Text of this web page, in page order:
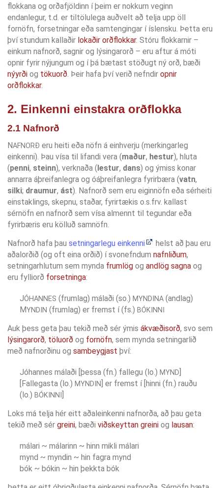
flokkana og orðafjöldinn í þeim er nokkurn veginn
endanlegur, t.d. er tiltölulega auðvelt að telja upp öll
fornöfn, forsetningar eða samtengingar í íslensku. Þetta eru
því stundum kallaðir lokaðir orðflokkar. Stóru flokkarnir –
einkum nafnorð, sagnir og lýsingarorð – eru aftur á móti
opnir fyrir nýjungum og í þá bætast stöðugt ný orð, bæði
nýyrði og tökuorð. Þeir hafa því verið nefndir opnir
orðflokkar.
2. Einkenni einstakra orðflokka
2.1 Nafnorð
NAFNORÐ eru heiti eða nöfn á einhverju (merkingarleg
einkenni). Þau vísa til lifandi vera (maður, hestur), hluta
(penni, steinn), verknaða (lestur, dans) og ýmiss konar
annarra áþreifanlegra og óáþreifanlegra fyrirbæra (vatn,
silki; draumur, ást). Nafnorð sem eru eiginnöfn eða sérheiti
einstaklings, skepnu, staðar, fyrirtækis o.s.frv. kallast
sérnöfn en nafnorð sem vísa almennt til tegundar eða
fyrirbæris eru kölluð samnöfn.
Nafnorð hafa þau setningarlegu einkenni
helst að þau eru
aðalorðið (og oft eina orðið) í svonefndum nafnliðum,
setningarhlutum sem mynda frumlög og andlög sagna og
eru fylliorð forsetninga:
JÓHANNES (frumlag) málaði (so.) MYNDINA (andlag)
MYNDIN (frumlag) er fremst í (fs.) BÓKINNI
Auk þess geta þau tekið með sér ýmis ákvæðisorð, svo sem
lýsingarorð, töluorð og fornöfn, sem mynda setningarlið
með nafnorðinu og sambeygjast því:
Jóhannes málaði [þessa (fn.) fallegu (lo.) MYND
[Fallegasta (lo.) MYNDIN ] er fremst í [hinni (fn.) rauðu
(lo.) BÓKINNI
Loks má telja hér eitt aðaleinkenni nafnorða, að þau geta
tekið með sér greini, bæði viðskeyttan greini og lausan:
málari ~ málarinn ~ hinn mikli málari
mynd ~ myndin ~ hin fagra mynd
bók ~ bókin ~ hin þekkta bók